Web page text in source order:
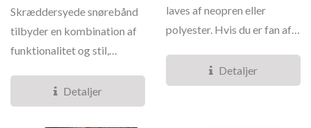
Skræddersyede snørebånd
tilbyder en kombination af
funktionalitet og stil,
Detaljer
laves af neopren eller
polyester. Hvis du er fan af
Detaljer